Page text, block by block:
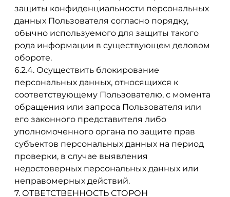
защиты конфиденциальности персональных
данных Пользователя согласно порядку,
обычно используемого для защиты такого
рода информации в существующем деловом
обороте.
6.2.4. Осуществить блокирование
персональных данных, относящихся к
соответствующему Пользователю, с момента
обращения или запроса Пользователя или
его законного представителя либо
уполномоченного органа по защите прав
субъектов персональных данных на период
проверки, в случае выявления
недостоверных персональных данных или
неправомерных действий.
7. ОТВЕТСТВЕННОСТЬ СТОРОН